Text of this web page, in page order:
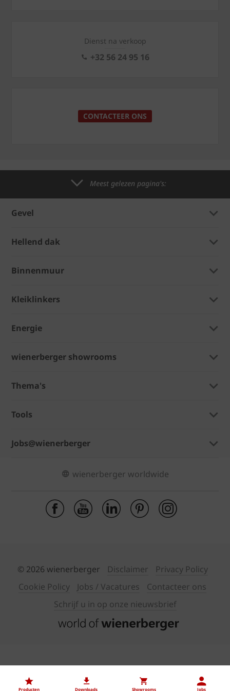
Producten Downloads Showrooms Jobs
Dienst na verkoop
+32 56 24 95 16
CONTACTEER ONS
Meest gelezen pagina's:
Gevel
Hellend dak
Binnenmuur
Kleiklinkers
Energie
wienerberger showrooms
Thema's
Tools
Jobs@wienerberger
wienerberger worldwide
© 2026 wienerberger Disclaimer
Privacy Policy
Cookie Policy
Jobs / Vacatures
Contacteer ons
Schrijf u in op onze nieuwsbrief